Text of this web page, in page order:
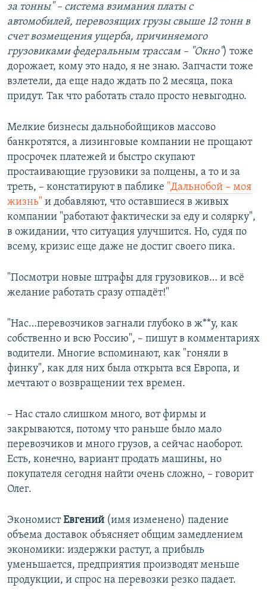
за тонны" – система взимания платы с
автомобилей, перевозящих грузы свыше 12 тонн в
счет возмещения ущерба, причиняемого
грузовиками федеральным трассам – "Окно") тоже
дорожает, кому это надо, я не знаю. Запчасти тоже
взлетели, да еще надо ждать по 2 месяца, пока
придут. Так что работать стало просто невыгодно.
Мелкие бизнесы дальнобойщиков массово
банкротятся, а лизинговые компании не прощают
просрочек платежей и быстро скупают
простаивающие грузовики за полцены, а то и за
треть, – констатируют в паблике "Дальнобой – моя
жизнь" и добавляют, что оставшиеся в живых
компании "работают фактически за еду и солярку",
в ожидании, что ситуация улучшится. Но, судя по
всему, кризис еще даже не достиг своего пика.
"Посмотри новые штрафы для грузовиков… и всё
желание работать сразу отпадёт!"
"Нас…перевозчиков загнали глубоко в ж**у, как
собственно и всю Россию", – пишут в комментариях
водители. Многие вспоминают, как "гоняли в
финку", как для них была открыта вся Европа, и
мечтают о возвращении тех времен.
– Нас стало слишком много, вот фирмы и
закрываются, потому что раньше было мало
перевозчиков и много грузов, а сейчас наоборот.
Есть, конечно, вариант продать машины, но
покупателя сегодня найти очень сложно, – говорит
Олег.
ЭкономистЕвгений (имя изменено) падение
объема доставок объясняет общим замедлением
экономики: издержки растут, а прибыль
уменьшается, предприятия производят меньше
продукции, и спрос на перевозки резко падает.